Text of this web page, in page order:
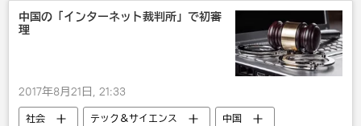
中国の「インターネット裁判所」で初審
理
2017年8月21日, 21:33
社会 テック＆サイエンス
中国